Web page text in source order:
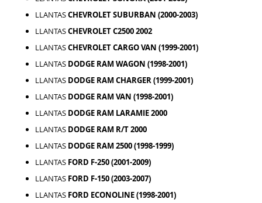
LLANTASCHEVROLET SUBURBAN (2000-2003)
LLANTASCHEVROLET C2500 2002
LLANTASCHEVROLET CARGO VAN (1999-2001)
LLANTAS DODGE RAM WAGON (1998-2001)
LLANTAS DODGE RAM CHARGER (1999-2001)
LLANTAS DODGE RAM VAN (1998-2001)
LLANTAS DODGE RAM LARAMIE 2000
LLANTAS DODGE RAM R/T 2000
LLANTAS DODGE RAM 2500 (1998-1999)
LLANTAS FORD F-250 (2001-2009)
LLANTAS FORD F-150 (2003-2007)
LLANTAS FORD ECONOLINE (1998-2001)